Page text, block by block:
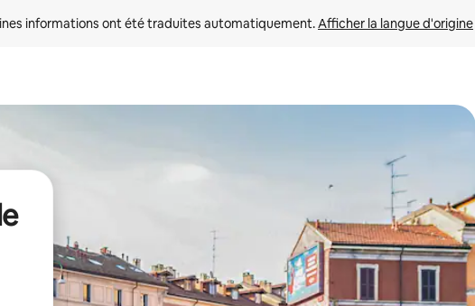
informations ont été traduites automatiquement. Afficher la langue d'origine